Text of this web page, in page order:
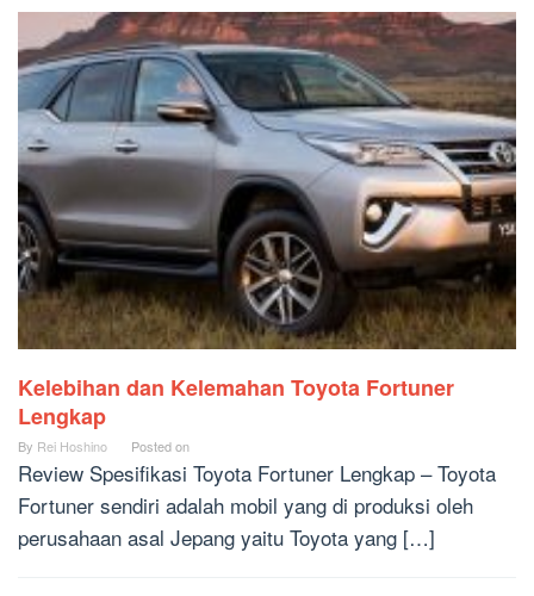
Kelebihan dan Kelemahan Toyota Fortuner
Lengkap
By Rei Hoshino Posted on
Review Spesifikasi Toyota Fortuner Lengkap – Toyota
Fortuner sendiri adalah mobil yang di produksi oleh
perusahaan asal Jepang yaitu Toyota yang […]